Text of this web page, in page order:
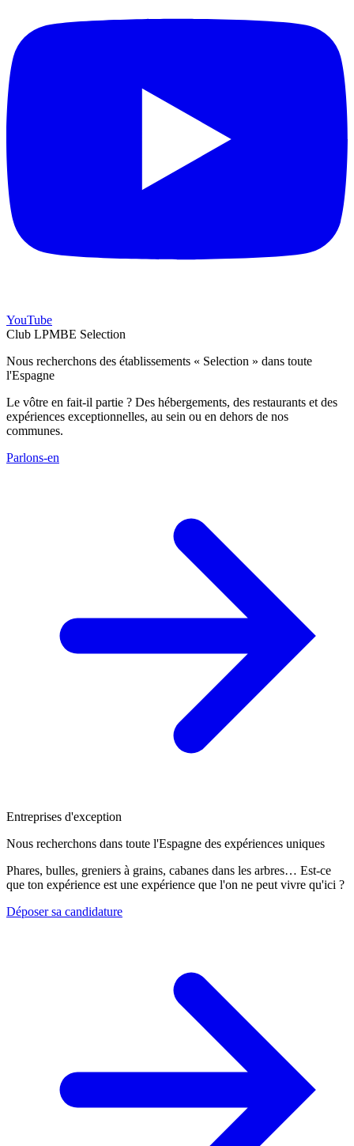
YouTube
Club LPMBE Selection
Nous recherchons des établissements « Selection » dans toute
l'Espagne
Le vôtre en fait-il partie ? Des hébergements, des restaurants et des
expériences exceptionnelles, au sein ou en dehors de nos
communes.
Parlons-en
Entreprises d'exception
Nous recherchons dans toute l'Espagne des expériences uniques
Phares, bulles, greniers à grains, cabanes dans les arbres… Est-ce
que ton expérience est une expérience que l'on ne peut vivre qu'ici ?
Déposer sa candidature